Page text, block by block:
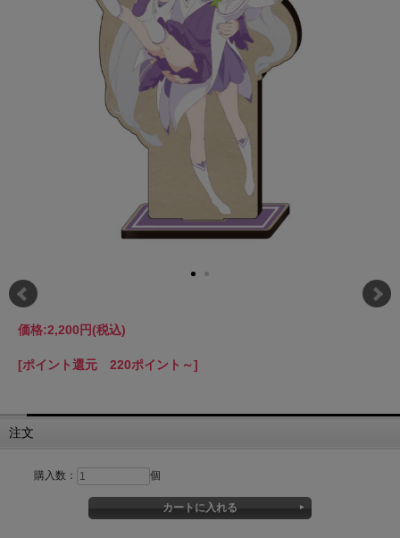
価格:2,200円(税込)
[ポイント還元 220ポイント～]
注文
購入数： 個